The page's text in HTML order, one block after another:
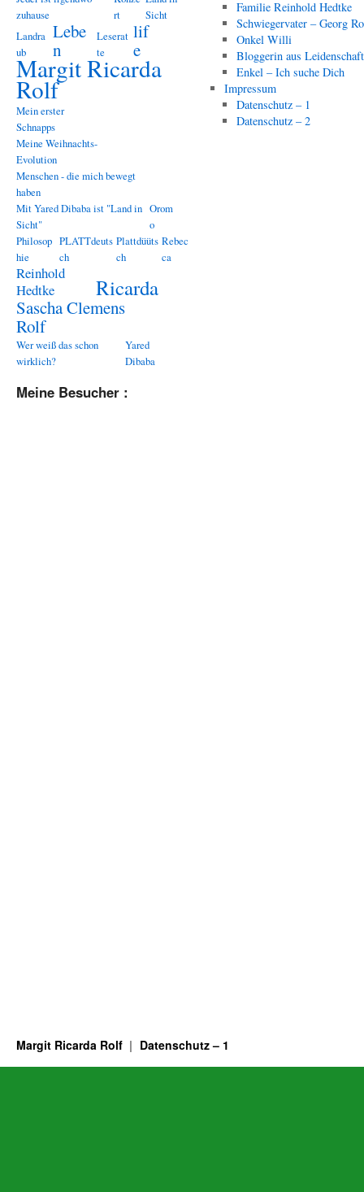
zuhause
rt
Sicht
Landra
ub
Lebe
n
Leserat
te
lif
e
Margit Ricarda
Rolf
Mein erster
Schnapps
Meine Weihnachts-
Evolution
Menschen - die mich bewegt
haben
Mit Yared Dibaba ist "Land in
Sicht"
Orom
o
Philosop
hie
PLATTdeuts
ch
Plattdüüts
ch
Rebec
ca
Reinhold
Hedtke
Ricarda
Sascha Clemens
Rolf
Wer weiß das schon
wirklich?
Yared
Dibaba
Meine Besucher :
Familie Reinhold Hedtke
Schwiegervater – Georg
Onkel Willi
Bloggerin aus Leidenschaft
Enkel – Ich suche Dich
Impressum
Datenschutz – 1
Datenschutz – 2
Margit Ricarda Rolf Datenschutz – 1